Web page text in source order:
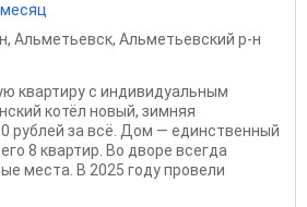
, Альметьевск, Альметьевский р-н
квартиру с индивидуальным
котёл новый, зимняя
рублей за всё. Дом — единственный
8 квартир. Во дворе всегда
места. В 2025 году провели